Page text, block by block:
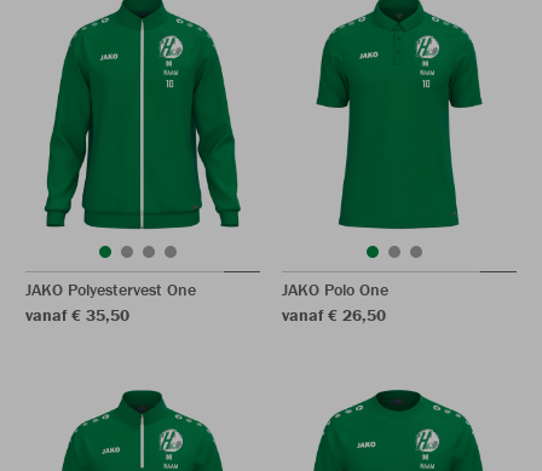
JAKO Polyestervest One
vanaf € 35,50
JAKO Polo One
vanaf € 26,50